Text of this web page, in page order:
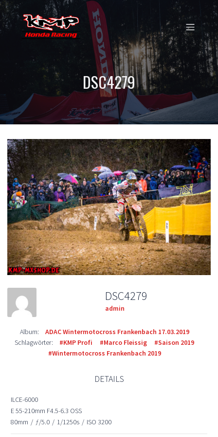
DSC4279
DSC4279
admin
Album:
ADAC Wintermotocross Frankenbach 17.03.2019
Schlagwörter:
#KMP Profi #Marco Fleissig
#Saison 2019
#Wintermotocross Frankenbach 2019
DETAILS
ILCE-6000
E 55-210mm F4.5-6.3 OSS
80mm / ƒ/5.0 / 1/1250s / ISO 3200